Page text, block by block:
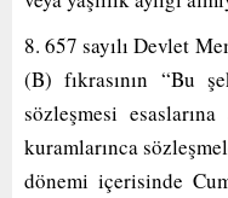
8. 657 sayılı Devlet
(B) fıkrasının “Bu
sözleşmesi
kuramlarınca
dönemi içerisinde